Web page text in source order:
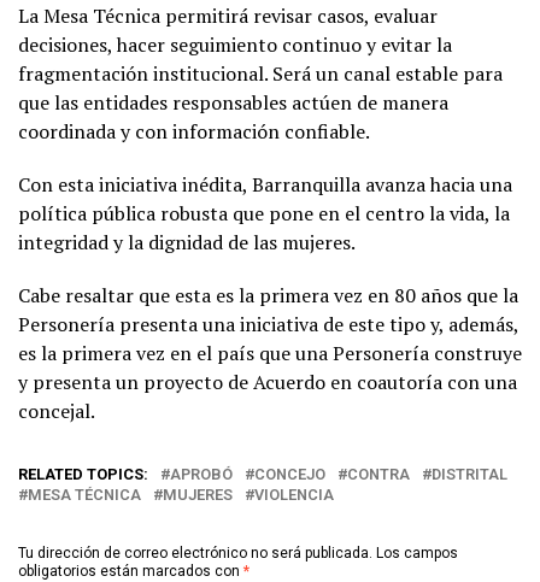
La Mesa Técnica permitirá revisar casos, evaluar
decisiones, hacer seguimiento continuo y evitar la
fragmentación institucional. Será un canal estable para
que las entidades responsables actúen de manera
coordinada y con información confiable.
Con esta iniciativa inédita, Barranquilla avanza hacia una
política pública robusta que pone en el centro la vida, la
integridad y la dignidad de las mujeres.
Cabe resaltar que esta es la primera vez en 80 años que la
Personería presenta una iniciativa de este tipo y, además,
es la primera vez en el país que una Personería construye
y presenta un proyecto de Acuerdo en coautoría con una
concejal.
RELATED TOPICS: APROBÓ CONCEJO CONTRA
DISTRITAL
MESA TÉCNICA
MUJERES VIOLENCIA
Tu dirección de correo electrónico no será publicada. Los campos
obligatorios están marcados con *